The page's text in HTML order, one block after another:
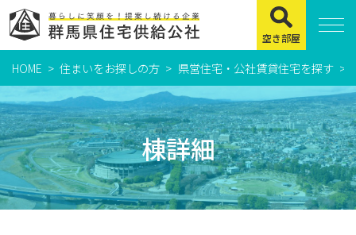
住まいをお探しの方
県営住宅
公社賃貸住宅
市営・町営住宅
空き部屋
HOME 住まいをお探しの方 県営住宅・公社賃貸住宅を探す
棟詳細